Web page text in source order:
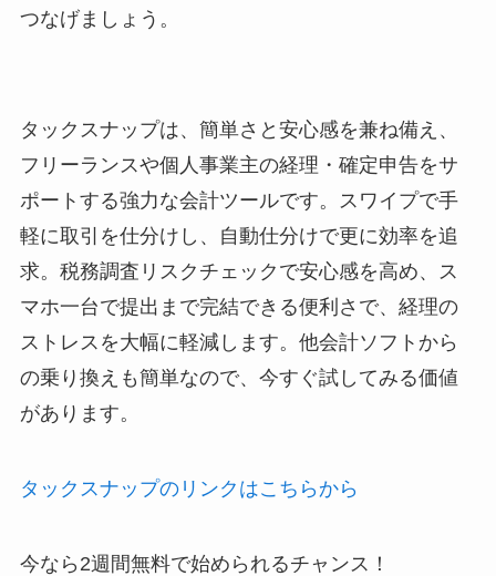
つなげましょう。
タックスナップは、簡単さと安心感を兼ね備え、
フリーランスや個人事業主の経理・確定申告をサ
ポートする強力な会計ツールです。スワイプで手
軽に取引を仕分けし、自動仕分けで更に効率を追
求。税務調査リスクチェックで安心感を高め、ス
マホ一台で提出まで完結できる便利さで、経理の
ストレスを大幅に軽減します。他会計ソフトから
の乗り換えも簡単なので、今すぐ試してみる価値
があります。
タックスナップのリンクはこちらから
今なら2週間無料で始められるチャンス！